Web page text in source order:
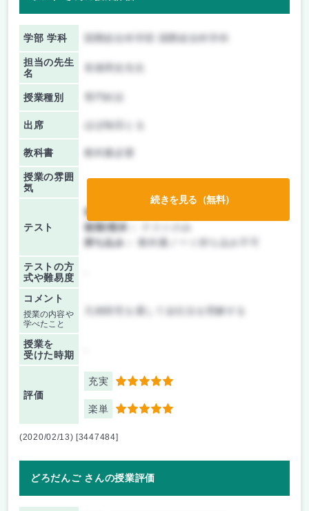
学部 学科 国際総合科学部 国際総合科学科
担当の先生
名
授業種別
出席 ほぼ毎回とる
教科書 教科書必要
授業の雰囲
気
テスト
前期/中間：
後期/期末：
持ち込み：
教科書ノート持ち込み不可
テストの方
式や難易度
コメント
授業の内容や
学べたこと
凡例研究を通して会社法を理解する
授業を
受けた時期
評価
充実 5
楽単 5
続きを見る（無料）
(2020/02/13) [3447484]
どろだんご さんの授業評価